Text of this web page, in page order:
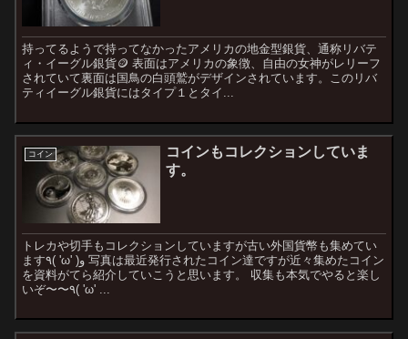
持ってるようで持ってなかったアメリカの地金型銀貨、通称リバテ
ィ・イーグル銀貨🪙 表面はアメリカの象徴、自由の女神がレリーフ
されていて裏面は国鳥の白頭鷲がデザインされています。このリバ
ティイーグル銀貨にはタイプ１とタイ...
コイン
コインもコレクションしていま
す。
トレカや切手もコレクションしていますが古い外国貨幣も集めてい
ます٩( 'ω' )و 写真は最近発行されたコイン達ですが近々集めたコイン
を資料がてら紹介していこうと思います。 収集も本気でやると楽し
いぞ〜〜٩( 'ω' ...